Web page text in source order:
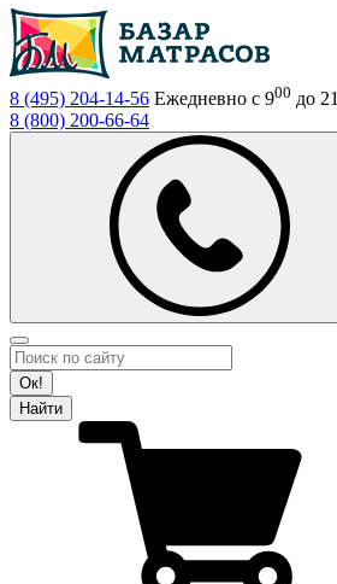
8 (495) 204-14-56 Ежедневно с 900 до 21
8 (800) 200-66-64
Ок!
Найти